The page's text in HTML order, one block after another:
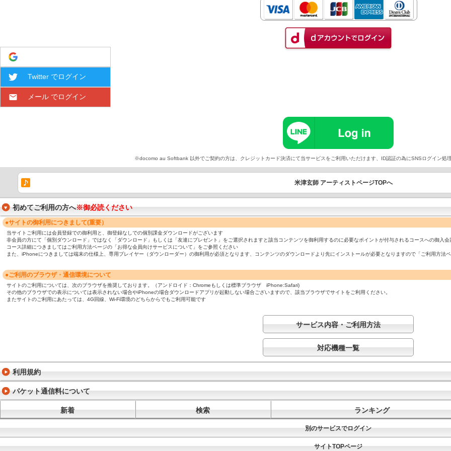
Twitter でログイン
メール でログイン
※docomo au Softbank 以外でご契約の方は、クレジットカード決済にて当サービスをご利用いただけます、ID認証の為にSNSログイン処
米津玄師 アーティストページTOPへ
初めてご利用の方へ※御必読ください
●サイトの御利用につきまして(重要）
当サイトご利用には会員登録での御利用と、御登録なしでの個別課金ダウンロードがございます
非会員の方にて「個別ダウンロード」ではなく「ダウンロード」もしくは「友達にプレゼント」をご選択されますと該当コンテンツを御利用するのに必要なポイントが付与されるコースへの御入会
コース詳細につきましてはご利用方法ページの「お得な会員向けサービスについて」をご参照ください
また、iPhoneにつきましては端末の仕様上、専用プレイヤー（ダウンローダー）の御利用が必須となります、コンテンツのダウンロードより先にインストールが必要となりますので「ご利用方法
●ご利用のブラウザ・通信環境について
サイトのご利用については、次のブラウザを推奨しております。（アンドロイド：Chromeもしくは標準ブラウザ iPhone:Safari)
その他のブラウザでの表示については表示されない場合やiPhoneの場合ダウンロードアプリが起動しない場合ございますので、該当ブラウザでサイトをご利用ください。
またサイトのご利用にあたっては、4G回線、Wi-Fi環境のどちらからでもご利用可能です
サービス内容・ご利用方法
対応機種一覧
利用規約
パケット通信料について
新着 検索 ランキング
別のサービスでログイン
サイトTOPページ